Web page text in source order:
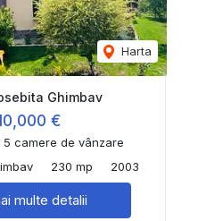
Harta
Ghimbav
€
5 camere de vânzare
230 mp 2003
multe detalii